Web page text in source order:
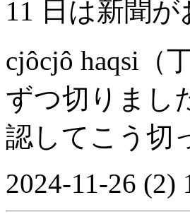
11 日は新聞
cjôcjô haqsi（
ずつ切りまし
認してこう切
2024-11-26 (2)